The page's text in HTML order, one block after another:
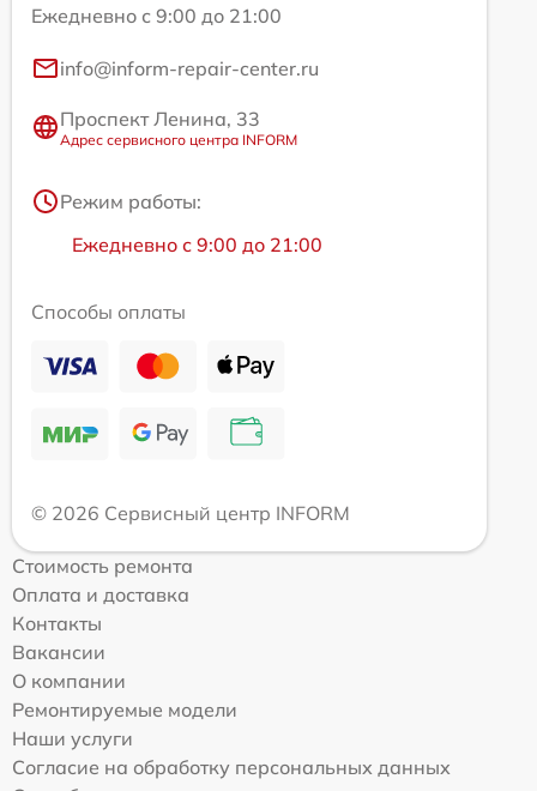
Ежедневно с 9:00 до 21:00
info@inform-repair-center.ru
Проспект Ленина, 33
Адрес сервисного центра INFORM
Режим работы:
Ежедневно с 9:00 до 21:00
Способы оплаты
© 2026 Сервисный центр INFORM
Стоимость ремонта
Оплата и доставка
Контакты
Вакансии
О компании
Ремонтируемые модели
Наши услуги
Согласие на обработку персональных данных